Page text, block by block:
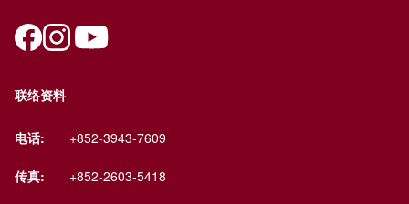
联络资料
电话: +852-3943-7609
传真: +852-2603-5418